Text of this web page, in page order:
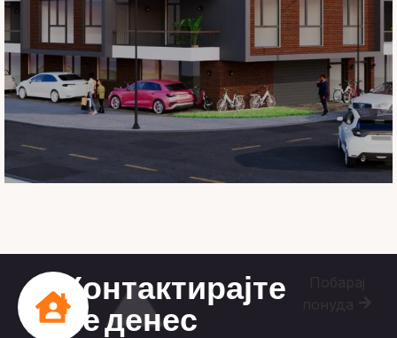
Контактирајте
не денес
Побарај
понуда